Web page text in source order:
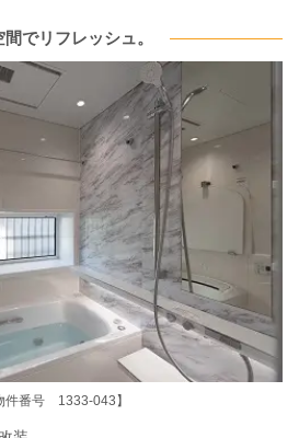
でリフレッシュ。
件番号 1333-043】